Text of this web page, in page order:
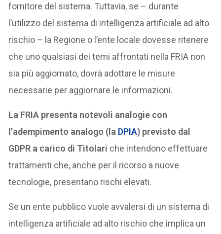
fornitore del sistema. Tuttavia, se – durante
l’utilizzo del sistema di intelligenza artificiale ad alto
rischio – la Regione o l’ente locale dovesse ritenere
che uno qualsiasi dei temi affrontati nella FRIA non
sia più aggiornato, dovrà adottare le misure
necessarie per aggiornare le informazioni.
La FRIA presenta notevoli analogie con
l’adempimento analogo (la DPIA) previsto dal
GDPR a carico di Titolari che intendono effettuare
trattamenti che, anche per il ricorso a nuove
tecnologie, presentano rischi elevati.
Se un ente pubblico vuole avvalersi di un sistema di
intelligenza artificiale ad alto rischio che implica un